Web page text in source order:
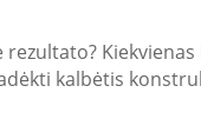
kalbėtis